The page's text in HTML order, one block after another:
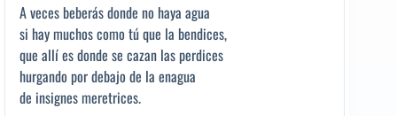
A veces beberás donde no haya agua
si hay muchos como tú que la bendices,
que allí es donde se cazan las perdices
hurgando por debajo de la enagua
de insignes meretrices.